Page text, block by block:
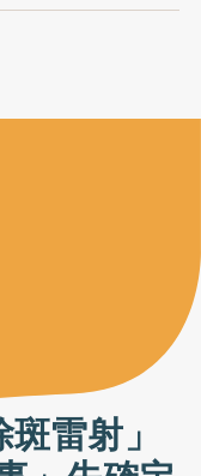
雷射」